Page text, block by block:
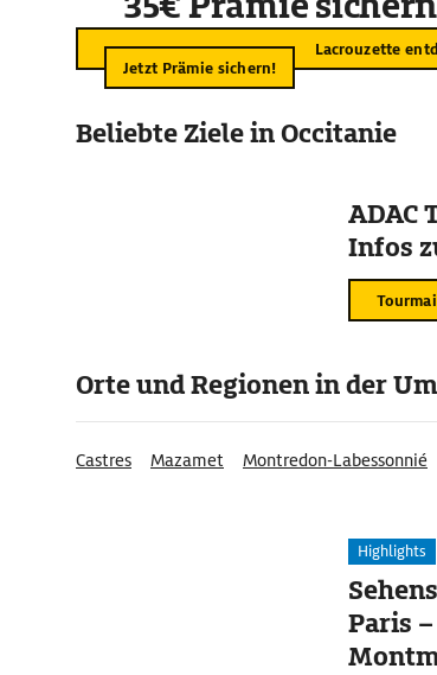
Lacrouzette
Jetzt Prämie sichern!
Beliebte Ziele in Occitanie
ADAC
Infos
Orte und Regionen in der
Castres Mazamet Montredon-Labessonnié
Highlights
Paris